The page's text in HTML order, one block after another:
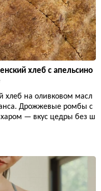
хлеб с апельсино
хлеб на оливковом масл
Дрожжевые ромбы с
— вкус цедры без ш